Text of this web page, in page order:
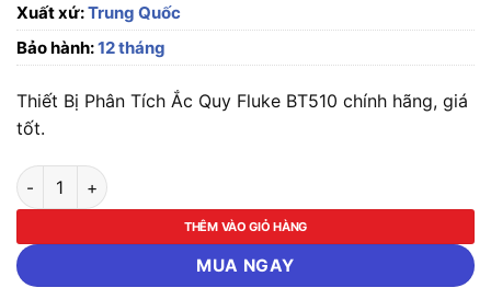
Xuất xứ:Trung Quốc
Bảo hành:12 tháng
Thiết Bị Phân Tích Ắc Quy Fluke BT510 chính hãng, giá
tốt.
Thiết Bị Phân Tích Ắc Quy Fluke BT510 số lượng
THÊM VÀO GIỎ HÀNG
MUA NGAY